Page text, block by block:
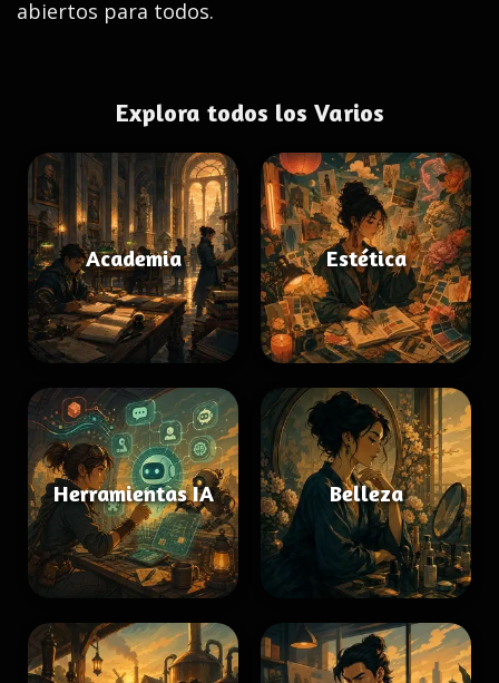
abiertos para todos.
Explora todos los Varios
Academia Estética
Herramientas IA Belleza